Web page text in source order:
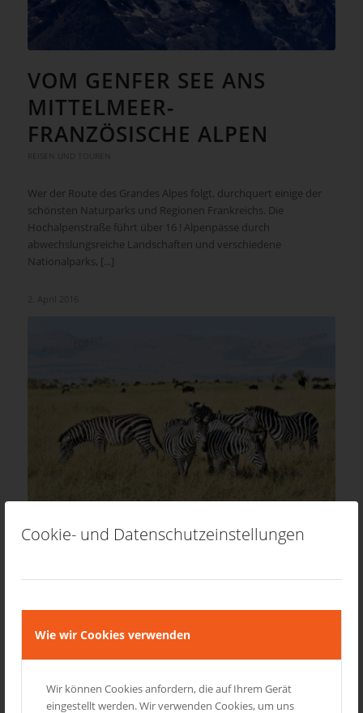
Cookie- und Datenschutzeinstellungen
Wie wir Cookies verwenden
Wir können Cookies anfordern, die auf Ihrem Gerät
eingestellt werden. Wir verwenden Cookies, um uns
VOM GENFER SEE ANS
MITTELMEER-
FRANZÖSISCHE ALPEN
Wer der Route des Grandes Alpes folgt, durchquert einige der
schönsten Naturparks und Regionen Frankreichs. Die
Hochalpenstraße führt über 16 ! Alpenpässe durch
abwechslungsreiche Landschaften und verschiedene
Nationalparks, [...]
Zu den beeindruckenden Erlebnissen zählen für mich die
Begegnung mit unzähligen Flamingos im Rift Valley. Zu den
Gnus. Auf Safari in Kenia […]
1. April 2016